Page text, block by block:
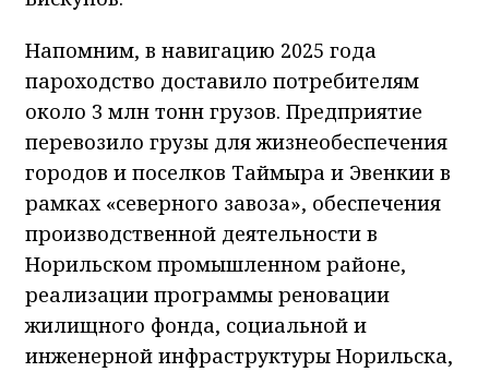
Напомним, в навигацию 2025 года
пароходство доставило потребителям
около 3 млн тонн грузов. Предприятие
перевозило грузы для жизнеобеспечения
городов и поселков Таймыра и Эвенкии в
рамках «северного завоза», обеспечения
производственной деятельности в
Норильском промышленном районе,
реализации программы реновации
жилищного фонда, социальной и
инженерной инфраструктуры Норильска,